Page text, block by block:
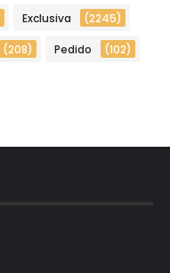
Exclusiva (2245)
(208) Pedido (102)